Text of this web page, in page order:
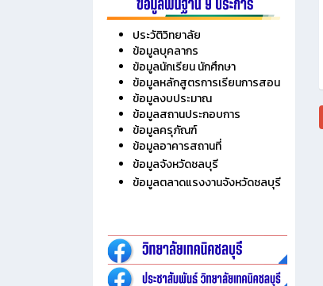
ประวัติวิทยาลัย
ข้อมูลบุคลากร
ข้อมูลนักเรียน นักศึกษา
ข้อมูลหลักสูตรการเรียนการสอน
ข้อมูลงบประมาณ
ข้อมูลสถานประกอบการ
ข้อมูลครุภัณฑ์
ข้อมูลอาคารสถานที่
ข้อมูลจังหวัดชลบุรี
ข้อมูลตลาดแรงงานจังหวัดชลบุรี